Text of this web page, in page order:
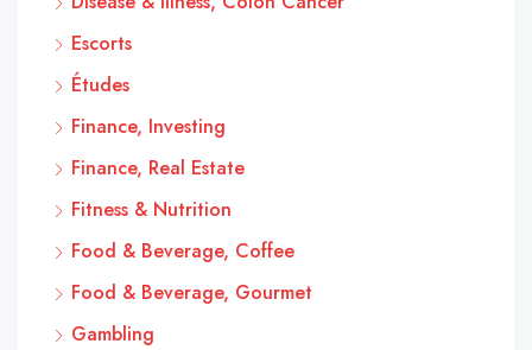
Escorts
Études
Finance, Investing
Finance, Real Estate
Fitness & Nutrition
Food & Beverage, Coffee
Food & Beverage, Gourmet
Gambling